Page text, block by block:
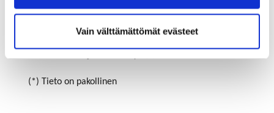
Vain välttämättömät evästeet
Haluan tilata Riihimäen-Hyvinkää kauppakamari
(*) Tieto on pakollinen